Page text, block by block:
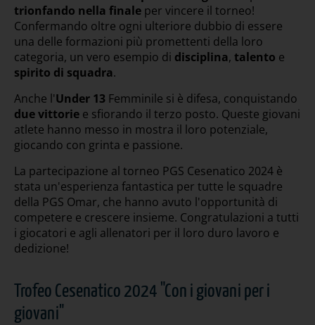
trionfando nella finale per vincere il torneo!
Confermando oltre ogni ulteriore dubbio di essere
una delle formazioni più promettenti della loro
categoria, un vero esempio di disciplina, talento e
spirito di squadra.
Anche l'Under 13 Femminile si è difesa, conquistando
due vittorie e sfiorando il terzo posto. Queste giovani
atlete hanno messo in mostra il loro potenziale,
giocando con grinta e passione.
La partecipazione al torneo PGS Cesenatico 2024 è
stata un'esperienza fantastica per tutte le squadre
della PGS Omar, che hanno avuto l'opportunità di
competere e crescere insieme. Congratulazioni a tutti
i giocatori e agli allenatori per il loro duro lavoro e
dedizione!
Trofeo Cesenatico 2024 "Con i giovani per i
giovani"